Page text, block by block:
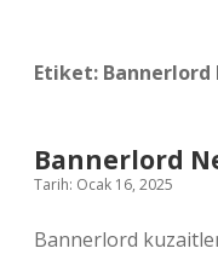
Etiket:
Bannerlord
Tarih: Ocak 16, 2025
Bannerlord